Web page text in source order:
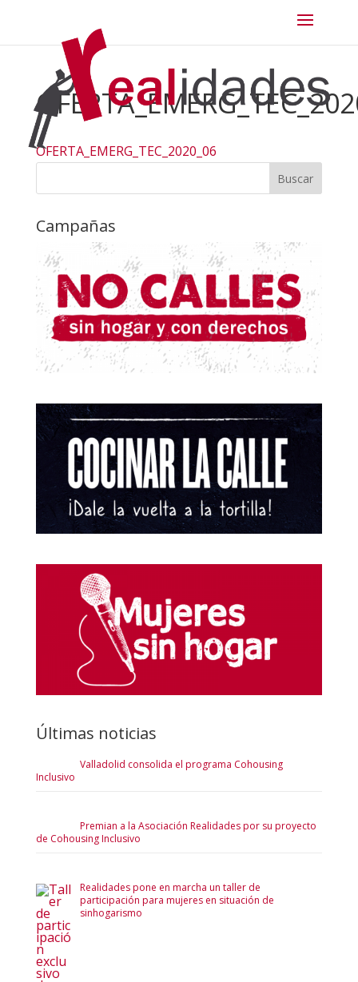
OFERTA_EMERG_TEC_2020_06
Campañas
Últimas noticias
Valladolid consolida el programa Cohousing
Inclusivo
Premian a la Asociación Realidades por su proyecto
de Cohousing Inclusivo
Realidades pone en marcha un taller de
participación para mujeres en situación de
sinhogarismo